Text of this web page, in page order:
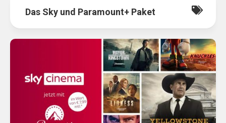
Das Sky und Paramount+ Paket